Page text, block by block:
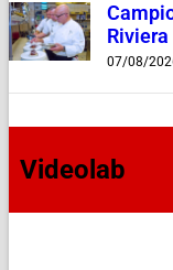
07/08/
Videolab